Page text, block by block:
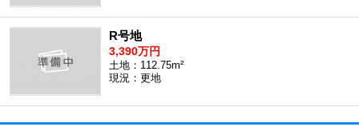
R号地
3,390万円
土地：112.75m²
現況：更地